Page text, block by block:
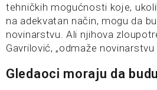
tehničkih mogućnosti koje,
na adekvatan način, mogu da
novinarstvu. Ali njihova
Gavrilović, „odmaže
Gledaoci moraju da